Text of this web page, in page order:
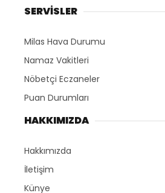
SERVİSLER
Milas Hava Durumu
Namaz Vakitleri
Nöbetçi Eczaneler
Puan Durumları
HAKKIMIZDA
Hakkımızda
İletişim
Künye